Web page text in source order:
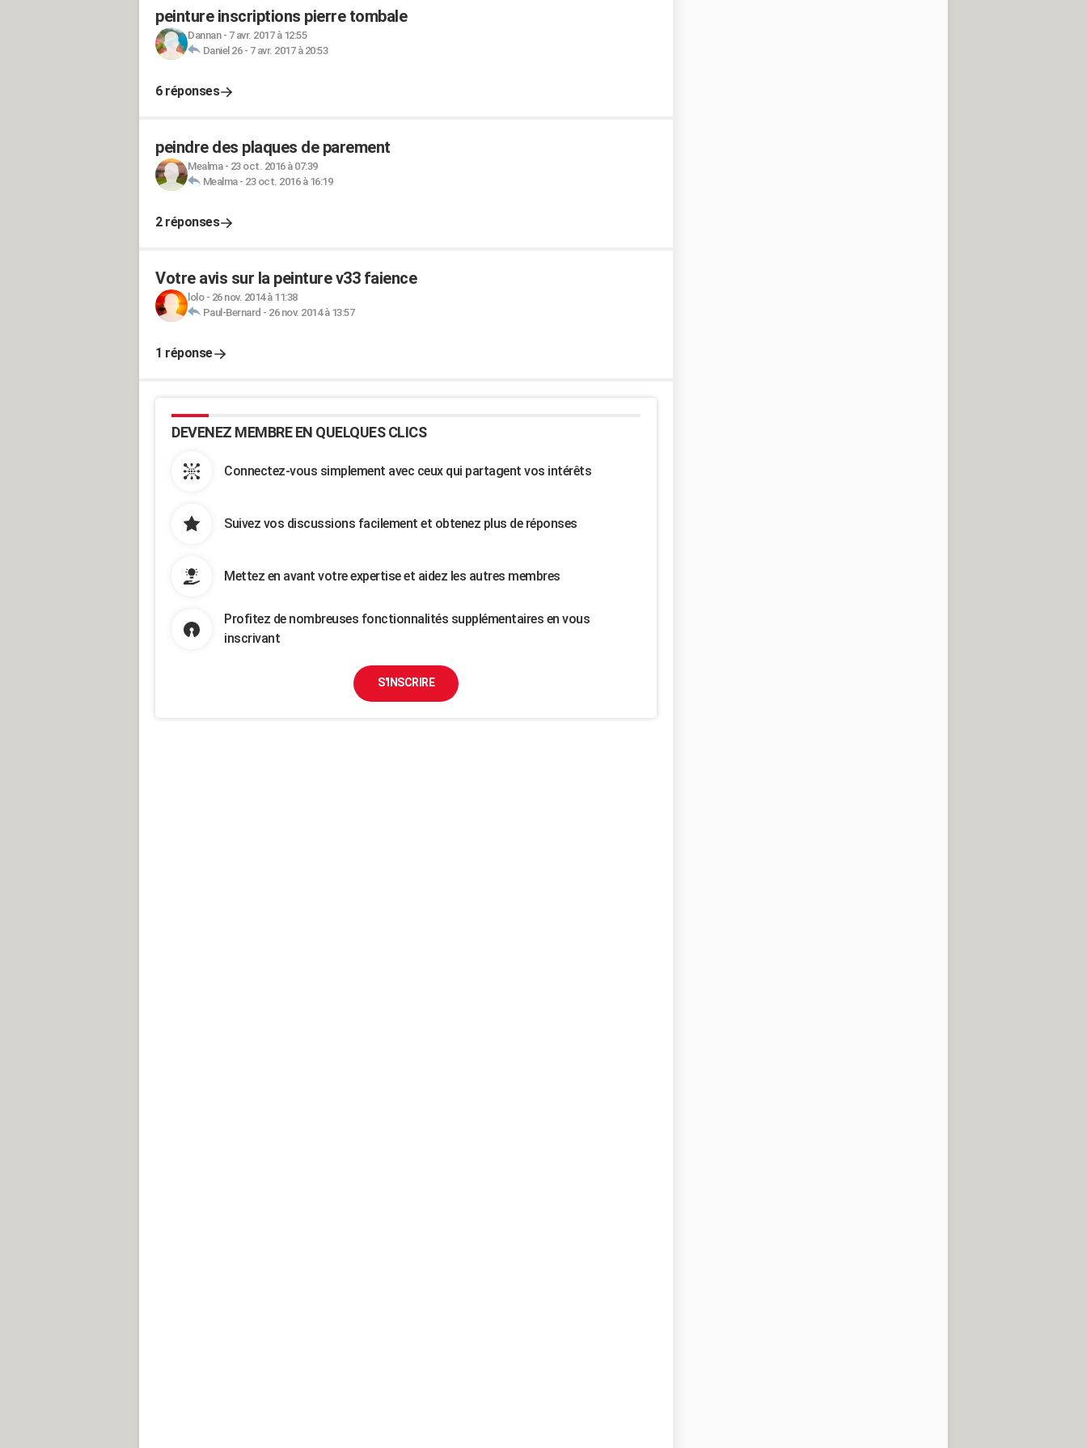
peinture inscriptions pierre tombale
Dannan- 7 avr. 2017 à 12:55
Daniel 26- 7 avr. 2017 à 20:53
6 réponses
peindre des plaques de parement
Mealma- 23 oct. 2016 à 07:39
Mealma- 23 oct. 2016 à 16:19
2 réponses
Votre avis sur la peinture v33 faience
lolo- 26 nov. 2014 à 11:38
Paul-Bernard - 26 nov. 2014 à 13:57
1 réponse
DEVENEZ MEMBRE EN QUELQUES CLICS
Connectez-vous simplement avec ceux qui partagent vos intérêts
Suivez vos discussions facilement et obtenez plus de réponses
Mettez en avant votre expertise et aidez les autres membres
Profitez de nombreuses fonctionnalités supplémentaires en vous
inscrivant
S'INSCRIRE